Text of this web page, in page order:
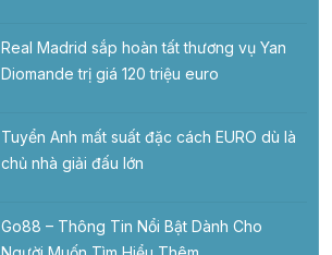
Real Madrid sắp hoàn tất thương vụ Yan
Diomande trị giá 120 triệu euro
Tuyển Anh mất suất đặc cách EURO dù là
chủ nhà giải đấu lớn
Go88 – Thông Tin Nổi Bật Dành Cho